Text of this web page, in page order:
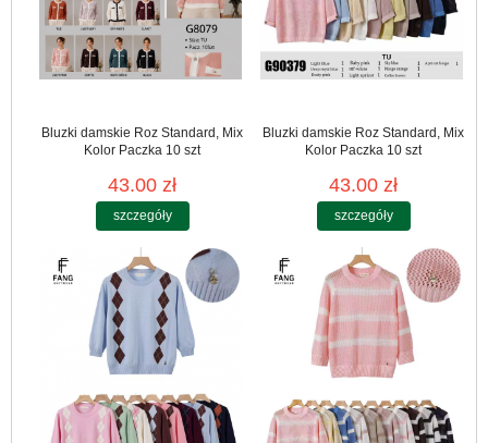
Bluzki damskie Roz Standard, Mix
Kolor Paczka 10 szt
43.00 zł
szczegóły
Bluzki damskie Roz Standard, Mix
Kolor Paczka 10 szt
43.00 zł
szczegóły